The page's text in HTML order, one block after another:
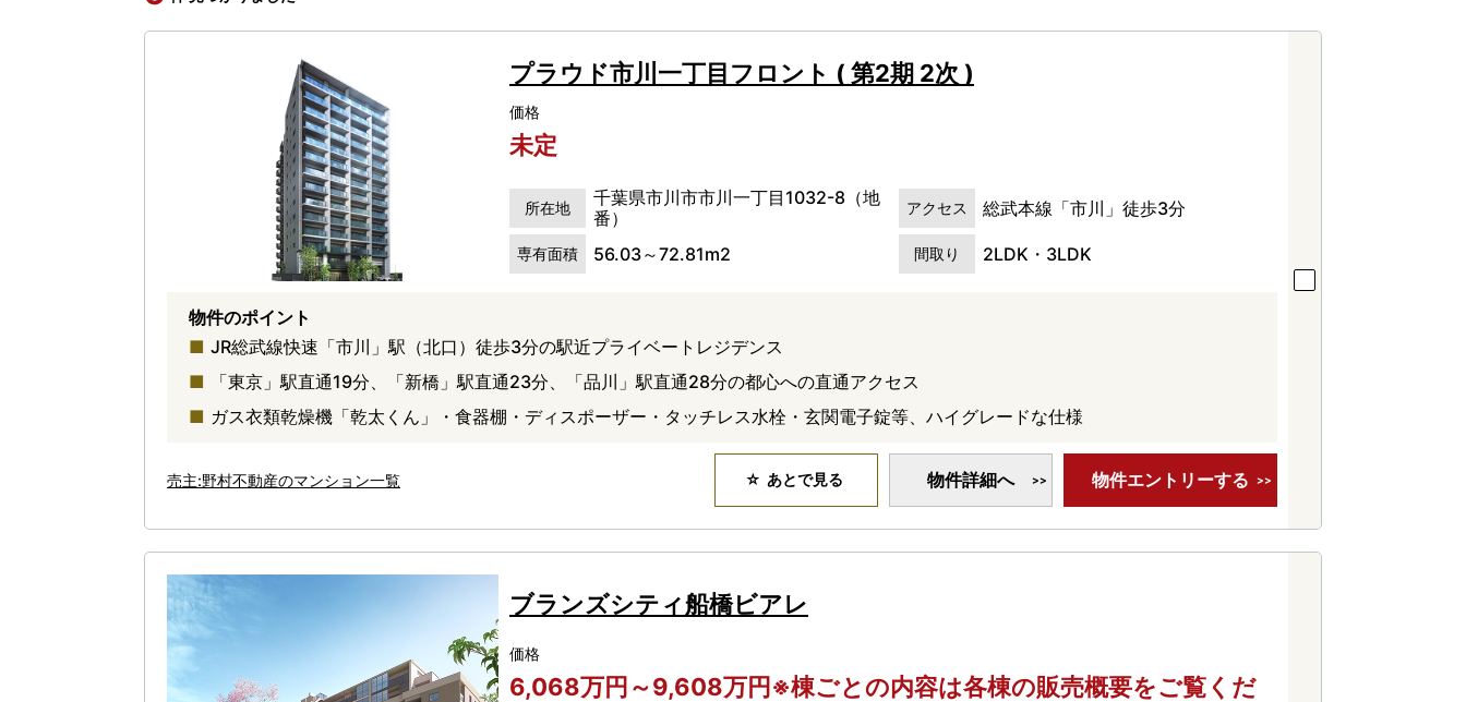
プラウド市川一丁目フロント ( 第2期 2次 )
価格
未定
所在地
千葉県市川市市川一丁目1032-8（地
番）
アクセス 総武本線「市川」徒歩3分
専有面積 56.03～72.81m2 間取り 2LDK・3LDK
物件のポイント
JR総武線快速「市川」駅（北口）徒歩3分の駅近プライベートレジデンス
「東京」駅直通19分、「新橋」駅直通23分、「品川」駅直通28分の都心への直通アクセス
ガス衣類乾燥機「乾太くん」・食器棚・ディスポーザー・タッチレス水栓・玄関電子錠等、ハイグレードな仕様
売主:野村不動産のマンション一覧 あとで見る 物件詳細へ 物件エントリーする
ブランズシティ船橋ビアレ
価格
6,068万円～9,608万円※棟ごとの内容は各棟の販売概要をご覧くだ